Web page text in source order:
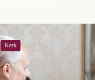
Kerk